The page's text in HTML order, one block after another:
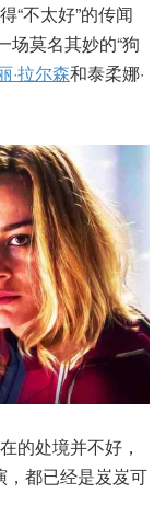
“不太好”的传闻
场莫名其妙的“狗
·拉尔森和泰柔娜·
的处境并不好，
，都已经是岌岌可